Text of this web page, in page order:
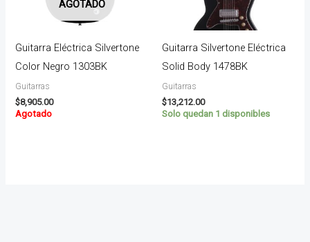
AGOTADO
Guitarra Eléctrica Silvertone
Color Negro 1303BK
Guitarras
$8,905.00
Agotado
Guitarra Silvertone Eléctrica
Solid Body 1478BK
Guitarras
$13,212.00
Solo quedan 1 disponibles